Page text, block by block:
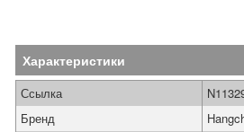
Характеристики
Ссылка
Бренд